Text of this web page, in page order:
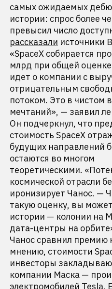
самых ожидаемых
истории: спрос более
превысил число
рассказали источники
«SpaceX собирается
млрд при общей
идет о компании с
отрицательным
потоком. Это в чистом
мечтаний», — заявил
Он подчеркнул, что
стоимость SpaceX
будущих направлений
остаются во многом
теоретическими.
космической отрасли
иронизирует Чанос. —
такую оценку, вы
истории — колонии на
дата-центры на
Чанос сравнил премию
мнению, стоимости
инвесторы
компании Маска —
электромобилей Tesla.